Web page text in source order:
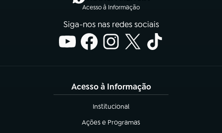
Acesso à Informação
Siga-nos nas redes sociais
Acesso à Informação
Institucional
(abre em nova aba)
Ações e Programas
(abre em nova aba)